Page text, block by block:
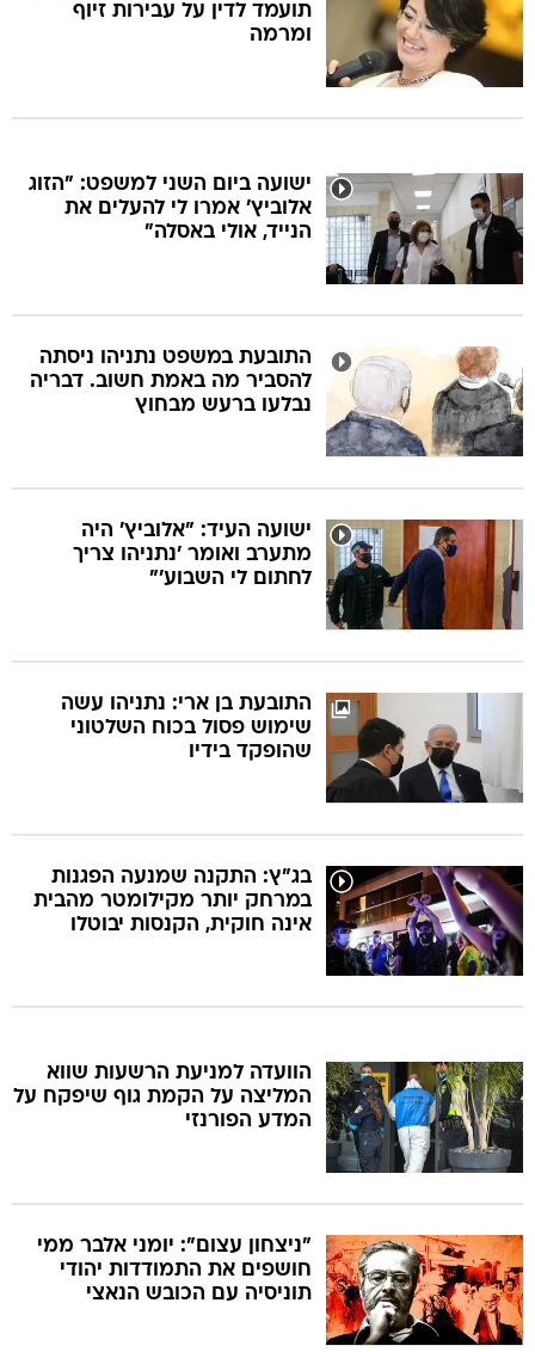
תועמד לדין על עבירות זיוף
ומרמה
ישועה ביום השני למשפט: "הזוג
אלוביץ' אמרו לי להעלים את
הנייד, אולי באסלה"
התובעת במשפט נתניהו ניסתה
להסביר מה באמת חשוב. דבריה
נבלעו ברעש מבחוץ
ישועה העיד: "אלוביץ' היה
מתערב ואומר 'נתניהו צריך
לחתום לי השבוע'"
התובעת בן ארי: נתניהו עשה
שימוש פסול בכוח השלטוני
שהופקד בידיו
בג"ץ: התקנה שמנעה הפגנות
במרחק יותר מקילומטר מהבית
אינה חוקית, הקנסות יבוטלו
הוועדה למניעת הרשעות שווא
המליצה על הקמת גוף שיפקח על
המדע הפורנזי
"ניצחון עצום": יומני אלבר ממי
חושפים את התמודדות יהודי
תוניסיה עם הכובש הנאצי